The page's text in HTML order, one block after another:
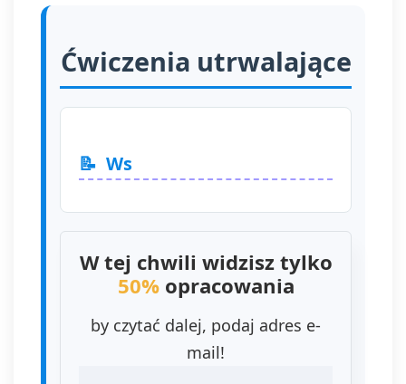
Ćwiczenia utrwalające
Ws
W tej chwili widzisz tylko
50%opracowania
by czytać dalej, podaj adres e-
mail!